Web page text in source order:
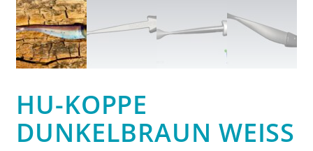
HU-KOPPE
DUNKELBRAUN WEISS